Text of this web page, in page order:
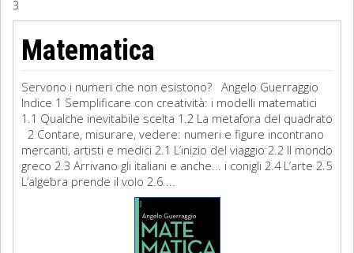
Filosofia
Storia
Matematica
Diritto
3
Matematica
Servono i numeri che non esistono? Angelo Guerraggio
Indice 1 Semplificare con creatività: i modelli matematici
1.1 Qualche inevitabile scelta 1.2 La metafora del quadrato
2 Contare, misurare, vedere: numeri e figure incontrano
mercanti, artisti e medici 2.1 L’inizio del viaggio 2.2 Il mondo
greco 2.3 Arrivano gli italiani e anche... i conigli 2.4 L’arte 2.5
L’algebra prende il volo 2.6 ...